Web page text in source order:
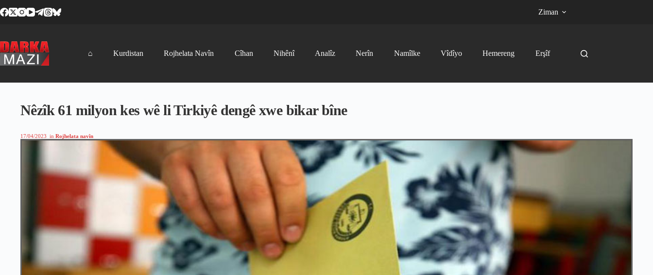
to
Ziman
⌂ Kurdistan Rojhelata Navîn Cîhan Nihênî Analîz Nerîn Namîlke Vîdîyo Hemereng Erşîf
Nêzîk 61 milyon kes wê li Tirkiyê dengê xwe bikar bîne
17/04/2023 in Rojhelata navîn